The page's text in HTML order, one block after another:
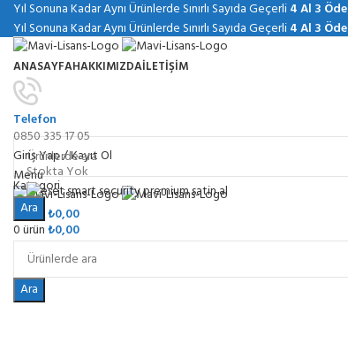
Yıl Sonuna Kadar Aynı Ürünlerde Sınırlı Sayıda Geçerli4 Al 3 Öde
Yıl Sonuna Kadar Aynı Ürünlerde Sınırlı Sayıda Geçerli4 Al 3 Öde
ANASAYFAHAKKIMIZDAİLETIŞIM
Telefon
0850 335 17 05
Giriş Yap / Kayıt Ol
Menu
0ürün ₺0,00
Kategoriler
Kategori
Ara
0ürün₺0,00
Ara
Stokta Yok